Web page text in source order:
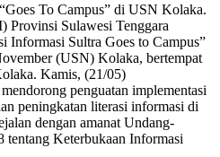
To Campus” di USN Kolaka.
Sulawesi Tenggara
Informasi Sultra Goes to Campus”
(USN) Kolaka, bertempat
Kamis, (21/05)
penguatan implementasi
peningkatan literasi informasi di
dengan amanat Undang-
Keterbukaan Informasi